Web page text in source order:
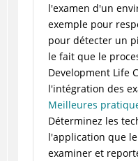
l'examen d'un
exemple pour
pour détecter un
le fait que le
Development Life
l'intégration des
Meilleures
Déterminez les
l'application que
examiner et